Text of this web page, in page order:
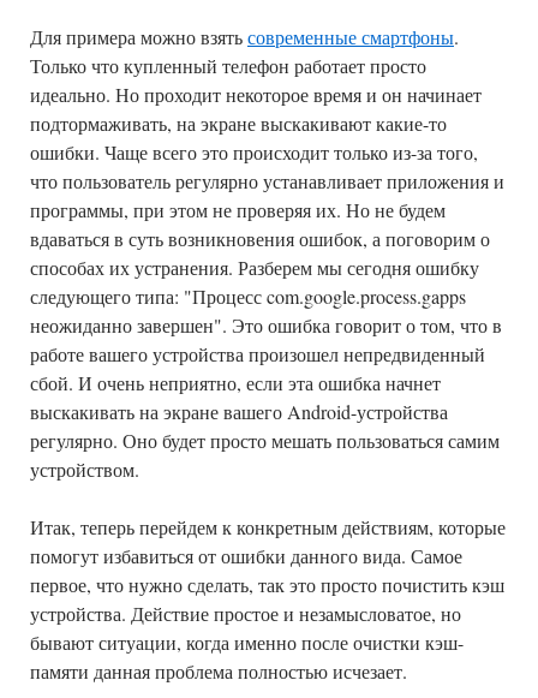
Для примера можно взятьсовременные смартфоны.
Только что купленный телефон работает просто
идеально. Но проходит некоторое время и он начинает
подтормаживать, на экране выскакивают какие-то
ошибки. Чаще всего это происходит только из-за того,
что пользователь регулярно устанавливает приложения и
программы, при этом не проверяя их. Но не будем
вдаваться в суть возникновения ошибок, а поговорим о
способах их устранения. Разберем мы сегодня ошибку
следующего типа: "Процесс com.google.process.gapps
неожиданно завершен". Это ошибка говорит о том, что в
работе вашего устройства произошел непредвиденный
сбой. И очень неприятно, если эта ошибка начнет
выскакивать на экране вашего Android-устройства
регулярно. Оно будет просто мешать пользоваться самим
устройством.
Итак, теперь перейдем к конкретным действиям, которые
помогут избавиться от ошибки данного вида. Самое
первое, что нужно сделать, так это просто почистить кэш
устройства. Действие простое и незамысловатое, но
бывают ситуации, когда именно после очистки кэш-
памяти данная проблема полностью исчезает.